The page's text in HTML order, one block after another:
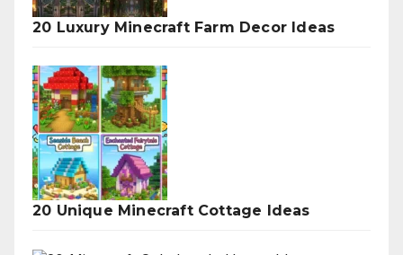
20 Luxury Minecraft Farm Decor Ideas
20 Unique Minecraft Cottage Ideas